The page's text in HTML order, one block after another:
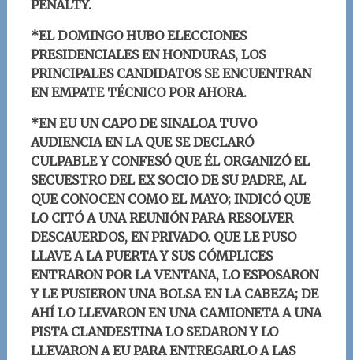
PENALTY.
*EL DOMINGO HUBO ELECCIONES
PRESIDENCIALES EN HONDURAS, LOS
PRINCIPALES CANDIDATOS SE ENCUENTRAN
EN EMPATE TÉCNICO POR AHORA.
*EN EU UN CAPO DE SINALOA TUVO
AUDIENCIA EN LA QUE SE DECLARÓ
CULPABLE Y CONFESÓ QUE ÉL ORGANIZÓ EL
SECUESTRO DEL EX SOCIO DE SU PADRE, AL
QUE CONOCEN COMO EL MAYO; INDICÓ QUE
LO CITÓ A UNA REUNIÓN PARA RESOLVER
DESCAUERDOS, EN PRIVADO. QUE LE PUSO
LLAVE A LA PUERTA Y SUS CÓMPLICES
ENTRARON POR LA VENTANA, LO ESPOSARON
Y LE PUSIERON UNA BOLSA EN LA CABEZA; DE
AHÍ LO LLEVARON EN UNA CAMIONETA A UNA
PISTA CLANDESTINA LO SEDARON Y LO
LLEVARON A EU PARA ENTREGARLO A LAS